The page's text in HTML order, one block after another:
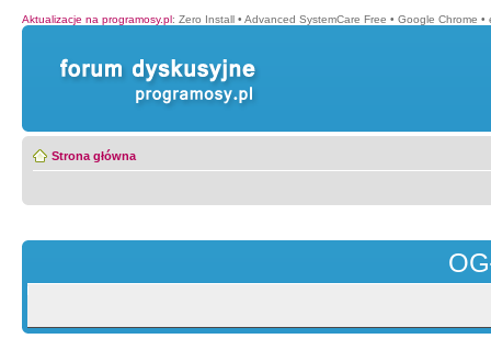
Aktualizacje na programosy.pl: Zero Install • Advanced SystemCare Free • Google Chrome •
Strona główna